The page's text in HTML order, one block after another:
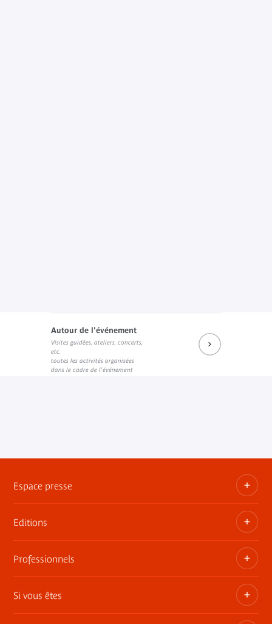
Autour de l'événement
Visites guidées, ateliers, concerts,
etc.
toutes les activités organisées
dans le cadre de l'événement
Espace presse
Dossiers, communiqués, bandes annonces
Contact presse
Editions
Les publications du musée
Professionnels
Privatisez les espaces
Si vous êtes